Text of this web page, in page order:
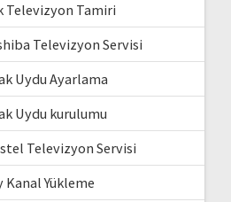
Televizyon Tamiri
Televizyon Servisi
Uydu Ayarlama
Uydu kurulumu
Televizyon Servisi
Kanal Yükleme